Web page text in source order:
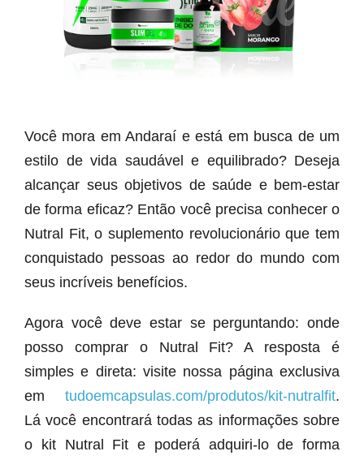
Você mora em Andaraí e está em busca de um
estilo de vida saudável e equilibrado? Deseja
alcançar seus objetivos de saúde e bem-estar
de forma eficaz? Então você precisa conhecer o
Nutral Fit, o suplemento revolucionário que tem
conquistado pessoas ao redor do mundo com
seus incríveis benefícios.
Agora você deve estar se perguntando: onde
posso comprar o Nutral Fit? A resposta é
simples e direta: visite nossa página exclusiva
em tudoemcapsulas.com/produtos/kit-nutralfit.
Lá você encontrará todas as informações sobre
o kit Nutral Fit e poderá adquiri-lo de forma